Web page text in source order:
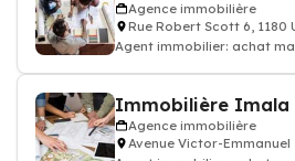
Agence immobilière
Rue Robert Scott 6, 1180
Agent immobilier: achat
Immobilière Imala
Agence immobilière
Avenue Victor-Emmanuel